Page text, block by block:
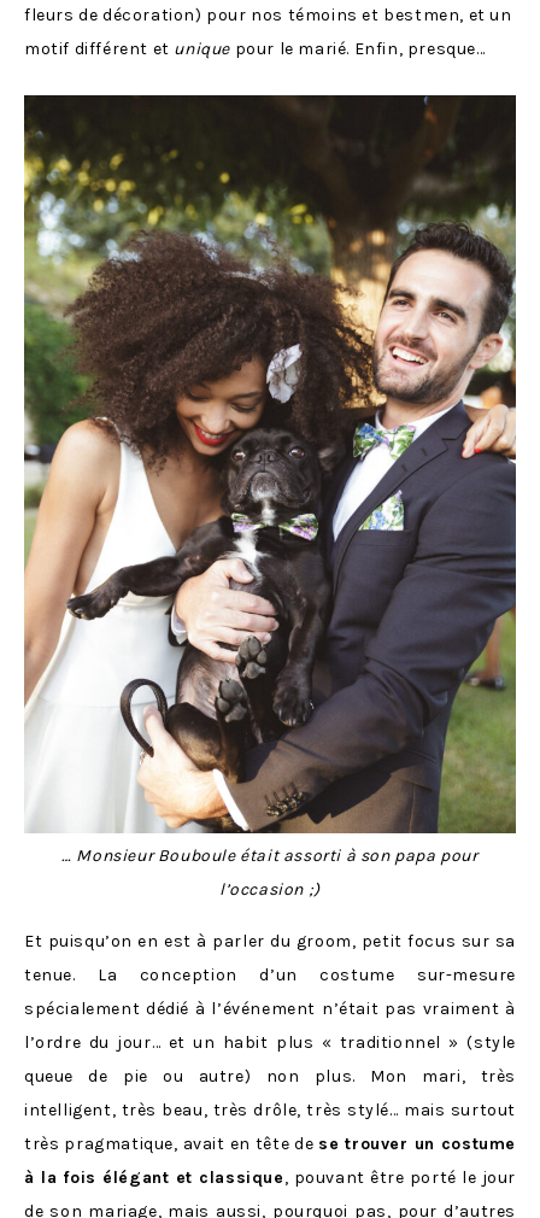
fleurs de décoration) pour nos témoins et bestmen, et un
motif différent et unique pour le marié. Enfin, presque…
… Monsieur Bouboule était assorti à son papa pour
l’occasion ;)
Et puisqu’on en est à parler du groom, petit focus sur sa
tenue. La conception d’un costume sur-mesure
spécialement dédié à l’événement n’était pas vraiment à
l’ordre du jour… et un habit plus « traditionnel » (style
queue de pie ou autre) non plus. Mon mari, très
intelligent, très beau, très drôle, très stylé… mais surtout
très pragmatique, avait en tête de se trouver un costume
à la fois élégant et classique, pouvant être porté le jour
de son mariage, mais aussi, pourquoi pas, pour d’autres